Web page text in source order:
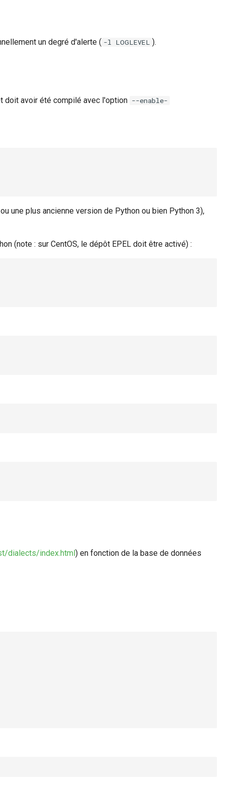
un degré d'alerte ( -l LOGLEVEL ).
doit avoir été compilé avec l'option --enable-
une plus ancienne version de Python ou bien Python 3),
(note : sur CentOS, le dépôt EPEL doit être activé) :
dialects/index.html) en fonction de la base de données